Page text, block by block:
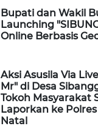
Bupati dan Wakil
Launching
Online Berbasis
Aksi Asusila Via
Mr" di Desa
Tokoh Masyarakat
Laporkan ke
Natal